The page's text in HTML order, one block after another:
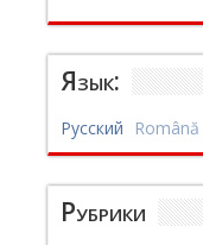
Язык:
Русский Română
Рубрики